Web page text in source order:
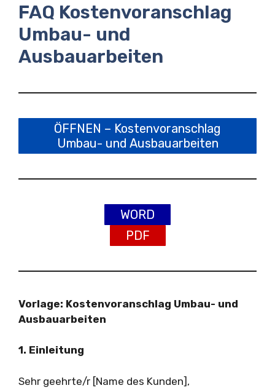
FAQ Kostenvoranschlag
Umbau- und
Ausbauarbeiten
ÖFFNEN – Kostenvoranschlag
Umbau- und Ausbauarbeiten
WORD
PDF
Vorlage: Kostenvoranschlag Umbau- und
Ausbauarbeiten
1. Einleitung
Sehr geehrte/r [Name des Kunden],